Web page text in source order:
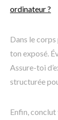
ordinateur ?
Dans le
ton exposé.
Assure-toi
structurée
Enfin,